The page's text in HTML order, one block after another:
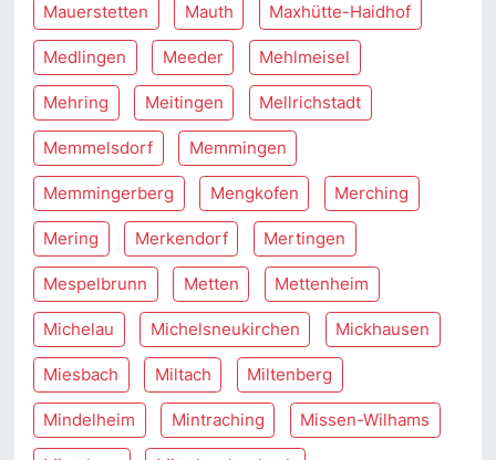
Mauerstetten Mauth Maxhütte-Haidhof
Medlingen Meeder Mehlmeisel
Mehring Meitingen Mellrichstadt
Memmelsdorf Memmingen
Memmingerberg Mengkofen Merching
Mering Merkendorf Mertingen
Mespelbrunn Metten Mettenheim
Michelau Michelsneukirchen Mickhausen
Miesbach Miltach Miltenberg
Mindelheim Mintraching Missen-Wilhams